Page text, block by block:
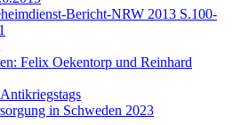
Bericht-NRW 2013 S.100-
Felix Oekentorp und Reinhard
in Schweden 2023